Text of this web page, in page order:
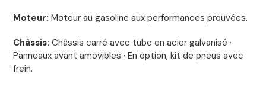
Moteur: Moteur au gasoline aux performances prouvées.
Châssis: Châssis carré avec tube en acier galvanisé ·
Panneaux avant amovibles · En option, kit de pneus avec
frein.